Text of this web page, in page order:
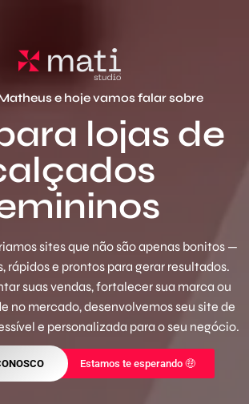
e hoje vamos falar sobre
lojas de
sites que não são apenas bonitos —
rápidos e prontos para gerar resultados.
suas vendas, fortalecer sua marca ou
no mercado, desenvolvemos seu site de
e personalizada para o seu negócio.
Estamos te esperando 🤑